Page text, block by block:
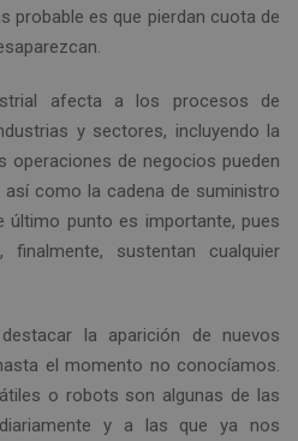
probable es que pierdan cuota de
afecta a los procesos de
y sectores, incluyendo la
operaciones de negocios pueden
así como la cadena de suministro
último punto es importante, pues
sustentan cualquier
la aparición de nuevos
el momento no conocíamos.
o robots son algunas de las
y a las que ya nos